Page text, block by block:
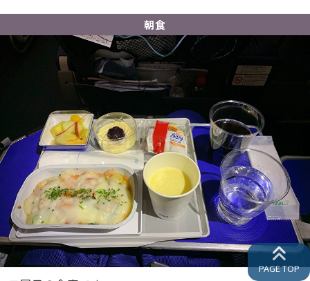
朝食